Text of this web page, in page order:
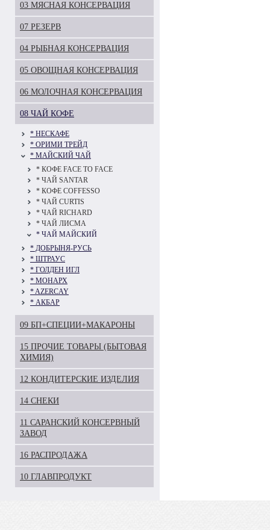
03 МЯСНАЯ КОНСЕРВАЦИЯ
07 РЕЗЕРВ
04 РЫБНАЯ КОНСЕРВАЦИЯ
05 ОВОЩНАЯ КОНСЕРВАЦИЯ
06 МОЛОЧНАЯ КОНСЕРВАЦИЯ
08 ЧАЙ КОФЕ
* НЕСКАФЕ
* ОРИМИ ТРЕЙД
* МАЙСКИЙ ЧАЙ
* КОФЕ FAСE TO FAСE
* ЧАЙ SANTAR
* КОФЕ COFFESSO
* ЧАЙ CURTIS
* ЧАЙ RICHARD
* ЧАЙ ЛИСМА
* ЧАЙ МАЙСКИЙ
* ДОБРЫНЯ-РУСЬ
* ШТРАУС
* ГОЛДЕН ИГЛ
* МОНАРХ
* AZERCAY
* АКБАР
09 БП+СПЕЦИИ+МАКАРОНЫ
15 ПРОЧИЕ ТОВАРЫ (БЫТОВАЯ
ХИМИЯ)
12 КОНДИТЕРСКИЕ ИЗДЕЛИЯ
14 СНЕКИ
11 САРАНСКИЙ КОНСЕРВНЫЙ
ЗАВОД
16 РАСПРОДАЖА
10 ГЛАВПРОДУКТ